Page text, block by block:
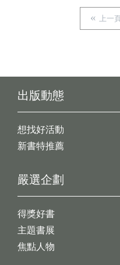
上一
出版動態
想找好活動
新書特推薦
嚴選企劃
得獎好書
主題書展
焦點人物